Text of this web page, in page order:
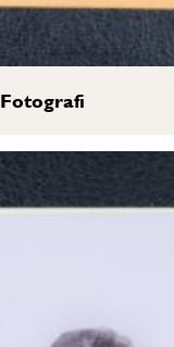
Fotografi